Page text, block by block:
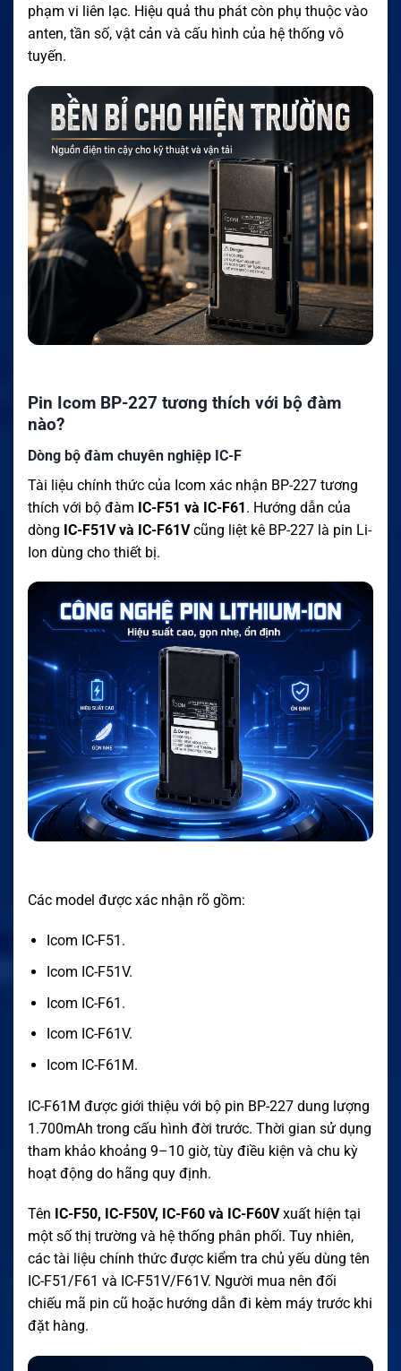
phạm vi liên lạc. Hiệu quả thu phát còn phụ thuộc vào
anten, tần số, vật cản và cấu hình của hệ thống vô
tuyến.
Pin Icom BP-227 tương thích với bộ đàm
nào?
Dòng bộ đàm chuyên nghiệp IC-F
Tài liệu chính thức của Icom xác nhận BP-227 tương
thích với bộ đàm IC-F51 và IC-F61. Hướng dẫn của
dòng IC-F51V và IC-F61Vcũng liệt kê BP-227 là pin Li-
Ion dùng cho thiết bị.
Các model được xác nhận rõ gồm:
Icom IC-F51.
Icom IC-F51V.
Icom IC-F61.
Icom IC-F61V.
Icom IC-F61M.
IC-F61M được giới thiệu với bộ pin BP-227 dung lượng
1.700mAh trong cấu hình đời trước. Thời gian sử dụng
tham khảo khoảng 9–10 giờ, tùy điều kiện và chu kỳ
hoạt động do hãng quy định.
Tên IC-F50, IC-F50V, IC-F60 và IC-F60Vxuất hiện tại
một số thị trường và hệ thống phân phối. Tuy nhiên,
các tài liệu chính thức được kiểm tra chủ yếu dùng tên
IC-F51/F61 và IC-F51V/F61V. Người mua nên đối
chiếu mã pin cũ hoặc hướng dẫn đi kèm máy trước khi
đặt hàng.